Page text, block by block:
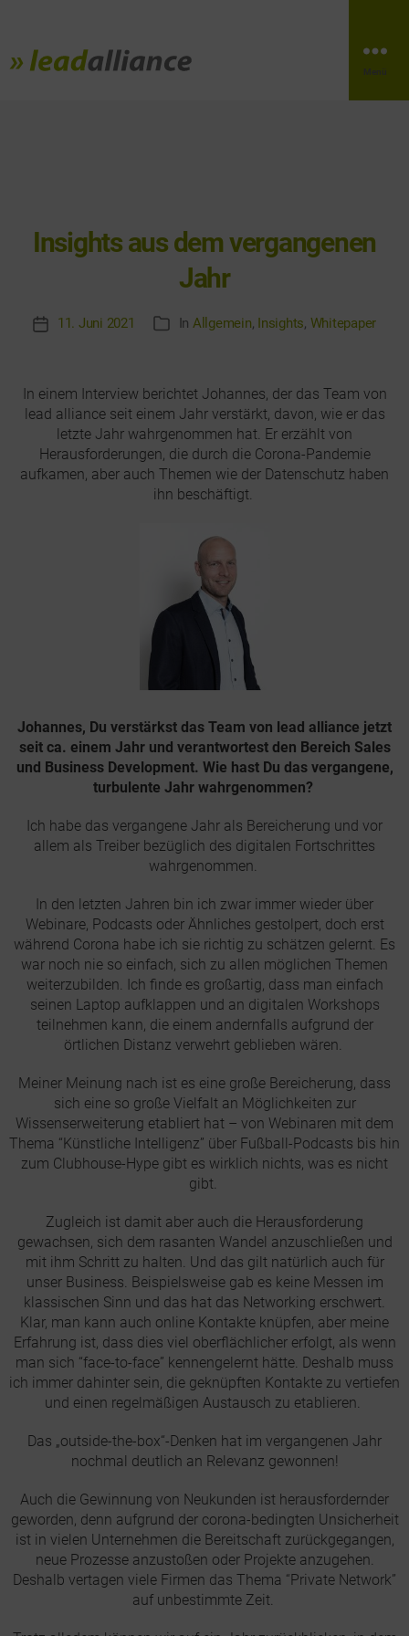
Menü
Insights aus dem vergangenen
Jahr
Veröffentlichungsdatum
11. Juni 2021 Kategorien
In Allgemein, Insights, Whitepaper
In einem Interview berichtet Johannes, der das Team von
lead alliance seit einem Jahr verstärkt, davon, wie er das
letzte Jahr wahrgenommen hat. Er erzählt von
Herausforderungen, die durch die Corona-Pandemie
aufkamen, aber auch Themen wie der Datenschutz haben
ihn beschäftigt.
Johannes, Du verstärkst das Team von lead alliance jetzt
seit ca. einem Jahr und verantwortest den Bereich Sales
und Business Development. Wie hast Du das vergangene,
turbulente Jahr wahrgenommen?
Ich habe das vergangene Jahr als Bereicherung und vor
allem als Treiber bezüglich des digitalen Fortschrittes
wahrgenommen.
In den letzten Jahren bin ich zwar immer wieder über
Webinare, Podcasts oder Ähnliches gestolpert, doch erst
während Corona habe ich sie richtig zu schätzen gelernt. Es
war noch nie so einfach, sich zu allen möglichen Themen
weiterzubilden. Ich finde es großartig, dass man einfach
seinen Laptop aufklappen und an digitalen Workshops
teilnehmen kann, die einem andernfalls aufgrund der
örtlichen Distanz verwehrt geblieben wären.
Meiner Meinung nach ist es eine große Bereicherung, dass
sich eine so große Vielfalt an Möglichkeiten zur
Wissenserweiterung etabliert hat – von Webinaren mit dem
Thema “Künstliche Intelligenz” über Fußball-Podcasts bis hin
zum Clubhouse-Hype gibt es wirklich nichts, was es nicht
gibt.
Zugleich ist damit aber auch die Herausforderung
gewachsen, sich dem rasanten Wandel anzuschließen und
mit ihm Schritt zu halten. Und das gilt natürlich auch für
unser Business. Beispielsweise gab es keine Messen im
klassischen Sinn und das hat das Networking erschwert.
Klar, man kann auch online Kontakte knüpfen, aber meine
Erfahrung ist, dass dies viel oberflächlicher erfolgt, als wenn
man sich “face-to-face” kennengelernt hätte. Deshalb muss
ich immer dahinter sein, die geknüpften Kontakte zu vertiefen
und einen regelmäßigen Austausch zu etablieren.
Das „outside-the-box“-Denken hat im vergangenen Jahr
nochmal deutlich an Relevanz gewonnen!
Auch die Gewinnung von Neukunden ist herausfordernder
geworden, denn aufgrund der corona-bedingten Unsicherheit
ist in vielen Unternehmen die Bereitschaft zurückgegangen,
neue Prozesse anzustoßen oder Projekte anzugehen.
Deshalb vertagen viele Firmen das Thema “Private Network”
auf unbestimmte Zeit.